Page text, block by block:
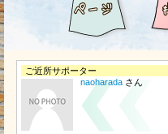
ご近所サポーター
naoharada さん